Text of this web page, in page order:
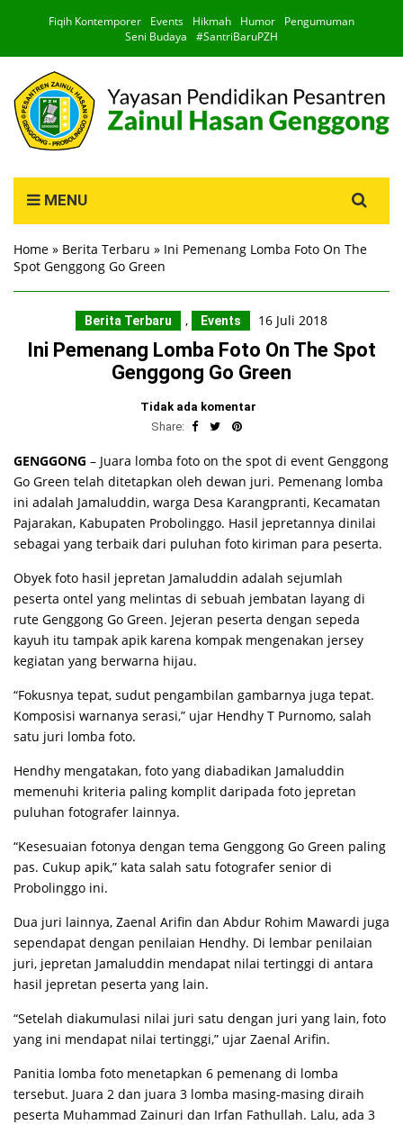
Fiqih Kontemporer Events Hikmah Humor
Pengumuman
Seni Budaya
#SantriBaruPZH
MENU
for:
Home » Berita Terbaru » Ini Pemenang Lomba Foto On The
Spot Genggong Go Green
Berita Terbaru , Events 16 Juli 2018
Ini Pemenang Lomba Foto On The Spot
Genggong Go Green
Tidak ada komentar
Share:
GENGGONG – Juara lomba foto on the spot di event Genggong
Go Green telah ditetapkan oleh dewan juri. Pemenang lomba
ini adalah Jamaluddin, warga Desa Karangpranti, Kecamatan
Pajarakan, Kabupaten Probolinggo. Hasil jepretannya dinilai
sebagai yang terbaik dari puluhan foto kiriman para peserta.
Obyek foto hasil jepretan Jamaluddin adalah sejumlah
peserta ontel yang melintas di sebuah jembatan layang di
rute Genggong Go Green. Jejeran peserta dengan sepeda
kayuh itu tampak apik karena kompak mengenakan jersey
kegiatan yang berwarna hijau.
“Fokusnya tepat, sudut pengambilan gambarnya juga tepat.
Komposisi warnanya serasi,” ujar Hendhy T Purnomo, salah
satu juri lomba foto.
Hendhy mengatakan, foto yang diabadikan Jamaluddin
memenuhi kriteria paling komplit daripada foto jepretan
puluhan fotografer lainnya.
“Kesesuaian fotonya dengan tema Genggong Go Green paling
pas. Cukup apik,” kata salah satu fotografer senior di
Probolinggo ini.
Dua juri lainnya, Zaenal Arifin dan Abdur Rohim Mawardi juga
sependapat dengan penilaian Hendhy. Di lembar penilaian
juri, jepretan Jamaluddin mendapat nilai tertinggi di antara
hasil jepretan peserta yang lain.
“Setelah diakumulasi nilai juri satu dengan juri yang lain, foto
yang ini mendapat nilai tertinggi,” ujar Zaenal Arifin.
Panitia lomba foto menetapkan 6 pemenang di lomba
tersebut. Juara 2 dan juara 3 lomba masing-masing diraih
peserta Muhammad Zainuri dan Irfan Fathullah. Lalu, ada 3